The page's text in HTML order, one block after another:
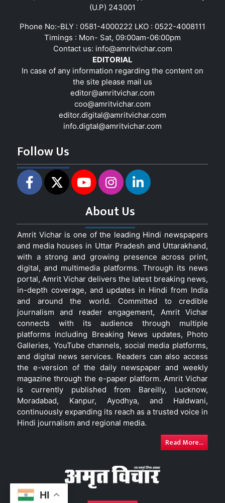
HI
(U.P) 243001
Phone No:-BLY : 0581-4000222 LKO : 0522-4008111
Timings : Mon- Sat, 09:00am-06:00pm
Contact us: info@amritvichar.com
EDITORIAL
In case of any information regarding the content on
the site please mail us
editor@amritvichar.com
coo@amritvichar.com
editor.digital@amritvichar.com
info.digtal@amritvichar.com
Follow Us
About Us
Amrit Vichar is one of the leading Hindi newspapers
and media houses in Uttar Pradesh and Uttarakhand,
with a strong and growing presence across print,
digital, and multimedia platforms. Through its news
portal, Amrit Vichar delivers the latest breaking news,
in-depth coverage, and updates in Hindi from India
and around the world. Committed to credible
journalism and reader engagement, Amrit Vichar
connects with its audience through multiple
platforms including Breaking News updates, Photo
Galleries, YouTube channels, social media platforms,
and digital news services. Readers can also access
the e-version of the daily newspaper and weekly
magazine through the e-paper platform. Amrit Vichar
is currently published from Bareilly, Lucknow,
Moradabad, Kanpur, Ayodhya, and Haldwani,
continuously expanding its reach as a trusted voice in
Hindi journalism and regional media.
Read More...